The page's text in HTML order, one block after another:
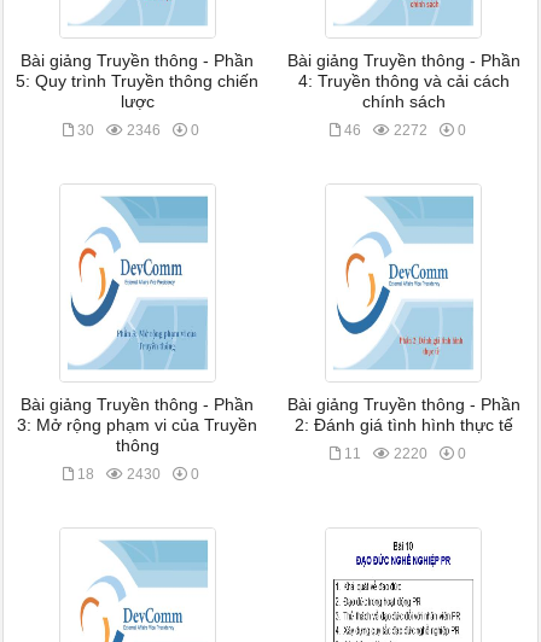
Bài giảng Truyền thông - Phần
5: Quy trình Truyền thông chiến
lược
30 2346 0
Bài giảng Truyền thông - Phần
4: Truyền thông và cải cách
chính sách
46 2272 0
Bài giảng Truyền thông - Phần
3: Mở rộng phạm vi của Truyền
thông
18 2430 0
Bài giảng Truyền thông - Phần
2: Đánh giá tình hình thực tế
11 2220 0